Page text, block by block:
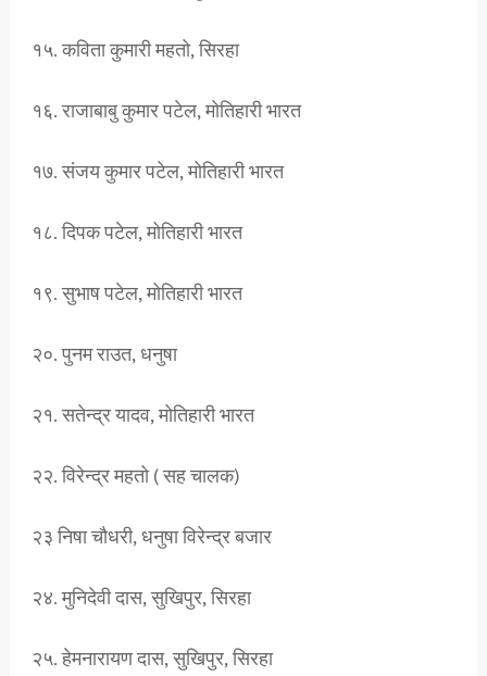
१५. कविता कुमारी महतो, सिरहा
१६. राजाबाबु कुमार पटेल, मोतिहारी भारत
१७. संजय कुमार पटेल, मोतिहारी भारत
१८. दिपक पटेल, मोतिहारी भारत
१९. सुभाष पटेल, मोतिहारी भारत
२०. पुनम राउत, धनुषा
२१. सतेन्द्र यादव, मोतिहारी भारत
२२. विरेन्द्र महतो ( सह चालक)
२३ निषा चौधरी, धनुषा विरेन्द्र बजार
२४. मुनिदेवी दास, सुखिपुर, सिरहा
२५. हेमनारायण दास, सुखिपुर, सिरहा